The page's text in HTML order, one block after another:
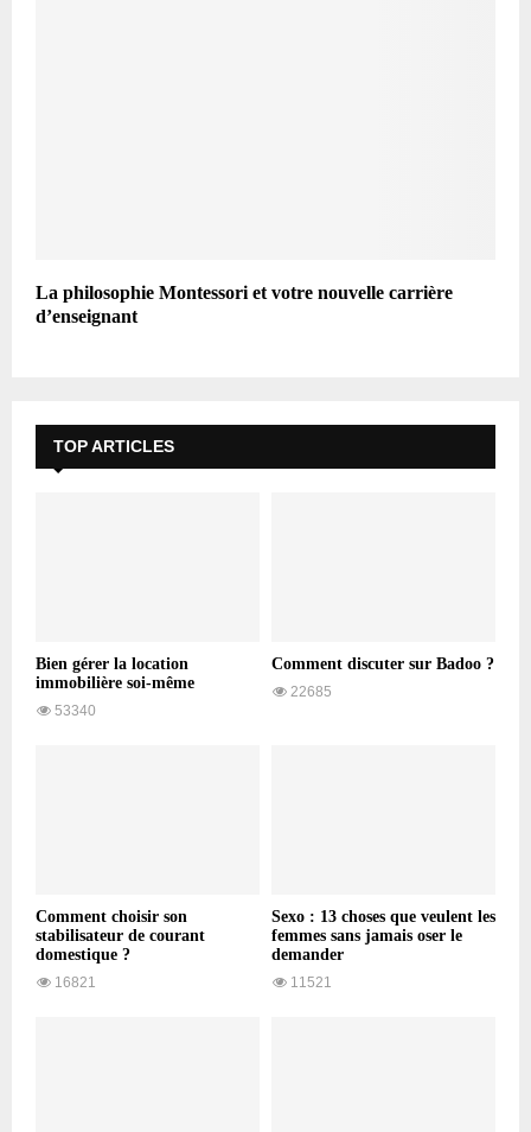
La philosophie Montessori et votre nouvelle carrière
d’enseignant
TOP ARTICLES
Bien gérer la location
immobilière soi-même
53340
Comment discuter sur Badoo ?
22685
Comment choisir son
stabilisateur de courant
domestique ?
16821
Sexo : 13 choses que veulent les
femmes sans jamais oser le
demander
11521